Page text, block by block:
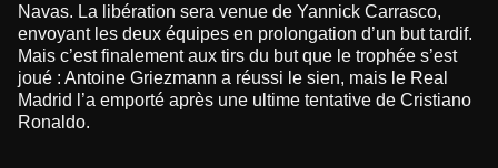
Navas. La libération sera venue de Yannick Carrasco,
envoyant les deux équipes en prolongation d’un but tardif.
Mais c’est finalement aux tirs du but que le trophée s’est
joué : Antoine Griezmann a réussi le sien, mais le Real
Madrid l’a emporté après une ultime tentative de Cristiano
Ronaldo.